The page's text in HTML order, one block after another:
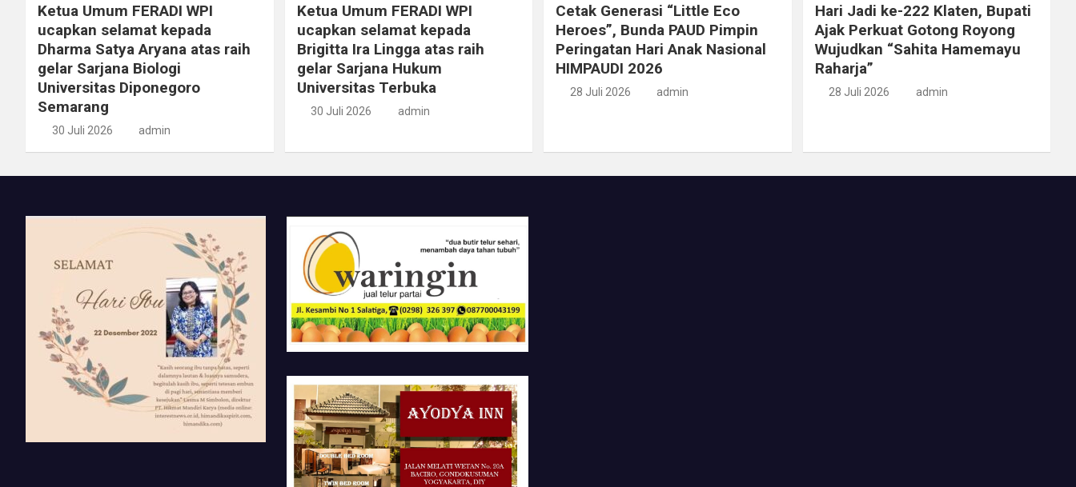
Ketua Umum FERADI WPI
ucapkan selamat kepada
Dharma Satya Aryana atas raih
gelar Sarjana Biologi
Universitas Diponegoro
Semarang
30 Juli 2026 admin
Ketua Umum FERADI WPI
ucapkan selamat kepada
Brigitta Ira Lingga atas raih
gelar Sarjana Hukum
Universitas Terbuka
30 Juli 2026 admin
Cetak Generasi “Little Eco
Heroes”, Bunda PAUD Pimpin
Peringatan Hari Anak Nasional
HIMPAUDI 2026
28 Juli 2026 admin
Hari Jadi ke-222 Klaten, Bupati
Ajak Perkuat Gotong Royong
Wujudkan “Sahita Hamemayu
Raharja”
28 Juli 2026 admin